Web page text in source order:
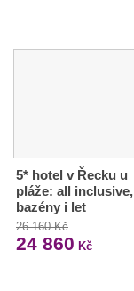
5* hotel v Řecku u
pláže: all inclusive,
bazény i let
26 160 Kč
24 860 Kč